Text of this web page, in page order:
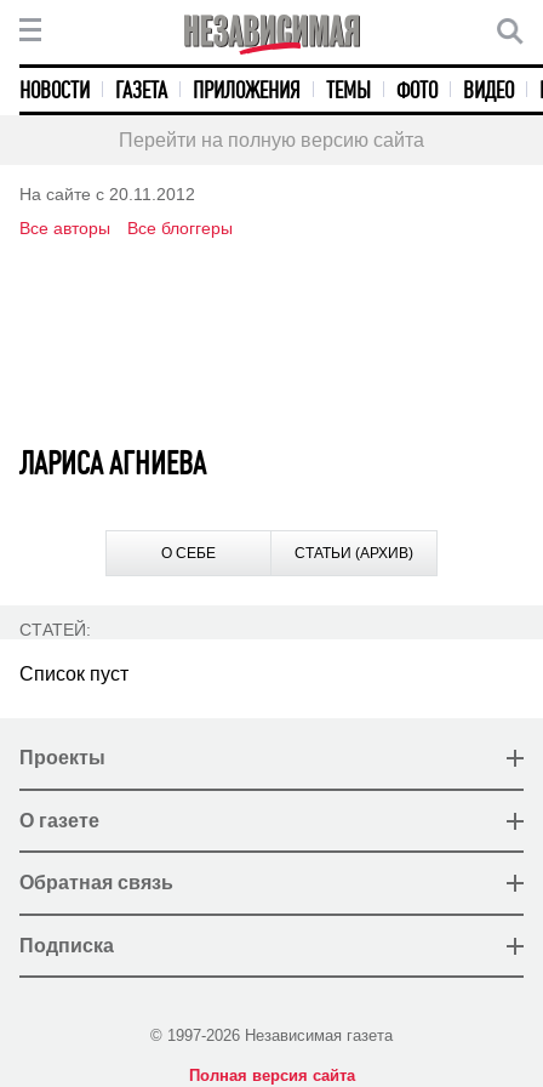
НОВОСТИ ГАЗЕТА ПРИЛОЖЕНИЯ ТЕМЫ ФОТО ВИДЕО
Перейти на полную версию сайта
На сайте с 20.11.2012
Все авторы
Все блоггеры
ЛАРИСА АГНИЕВА
О СЕБЕ СТАТЬИ (АРХИВ)
СТАТЕЙ:
Список пуст
Проекты
О газете
Обратная связь
Подписка
© 1997-2026 Независимая газета
Полная версия сайта